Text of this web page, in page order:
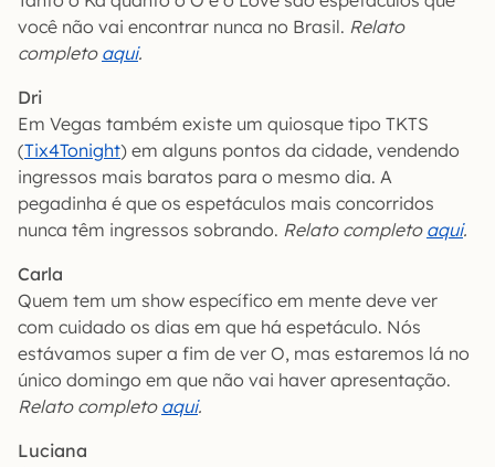
você não vai encontrar nunca no Brasil. Relato
completo aqui.
Dri
Em Vegas também existe um quiosque tipo TKTS
(Tix4Tonight) em alguns pontos da cidade, vendendo
ingressos mais baratos para o mesmo dia. A
pegadinha é que os espetáculos mais concorridos
nunca têm ingressos sobrando. Relato completo aqui.
Carla
Quem tem um show específico em mente deve ver
com cuidado os dias em que há espetáculo. Nós
estávamos super a fim de ver O, mas estaremos lá no
único domingo em que não vai haver apresentação.
Relato completo aqui.
Luciana